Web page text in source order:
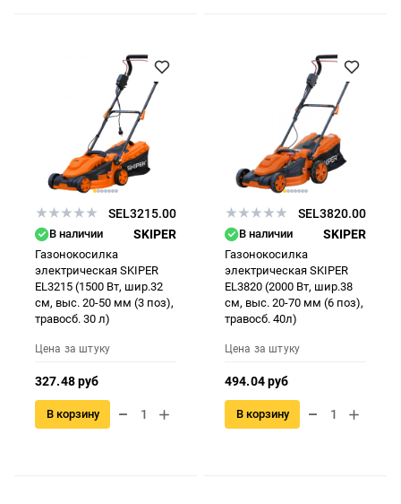
SEL3215.00
В наличии SKIPER
Газонокосилка
электрическая SKIPER
EL3215 (1500 Вт, шир.32
см, выс. 20-50 мм (3 поз),
травосб. 30 л)
Цена за штуку
327.48 руб
В корзину
SEL3820.00
В наличии SKIPER
Газонокосилка
электрическая SKIPER
EL3820 (2000 Вт, шир.38
см, выс. 20-70 мм (6 поз),
травосб. 40л)
Цена за штуку
494.04 руб
В корзину